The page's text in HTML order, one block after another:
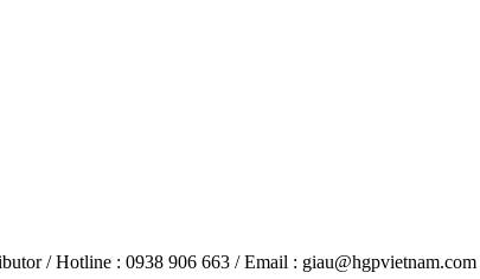
/ Hotline : 0938 906 663 / Email : giau@hgpvietnam.com